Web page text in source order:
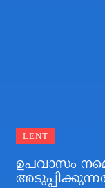
LENT
ഉപവാസം